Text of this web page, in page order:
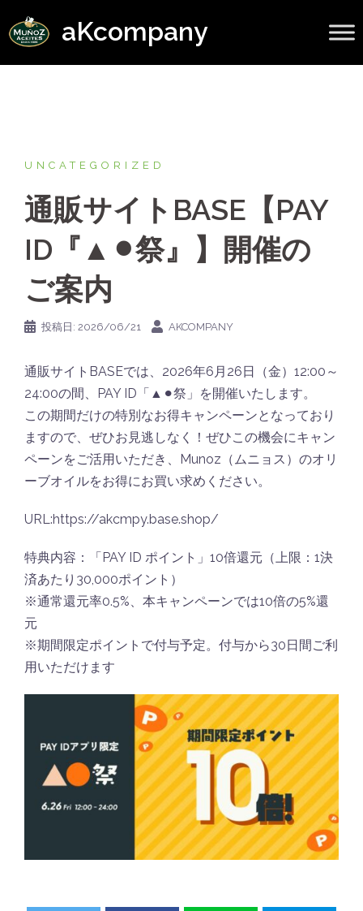
ン
aKcompany
UNCATEGORIZED
通販サイトBASE【PAY
ID『▲⚫︎祭』】開催の
ご案内
投稿日: 2026/06/21 AKCOMPANY
通販サイトBASEでは、2026年6月26日（金）12:00～
24:00の間、PAY ID「▲⚫︎祭」を開催いたします。
この期間だけの特別なお得キャンペーンとなっており
ますので、ぜひお見逃しなく！ぜひこの機会にキャン
ペーンをご活用いただき、Munoz（ムニョス）のオリ
ーブオイルをお得にお買い求めください。
URL:https://akcmpy.base.shop/
特典内容：「PAY ID ポイント」10倍還元（上限：1決
済あたり30,000ポイント）
※通常還元率0.5%、本キャンペーンでは10倍の5%還
元
※期間限定ポイントで付与予定。付与から30日間ご利
用いただけます